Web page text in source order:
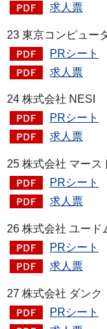
求人票
23 東京コンピュー
PRシート
求人票
24 株式会社 NESI
PRシート
求人票
25 株式会社 マース
PRシート
求人票
26 株式会社 ユード
PRシート
求人票
27 株式会社 ダンク
PRシート